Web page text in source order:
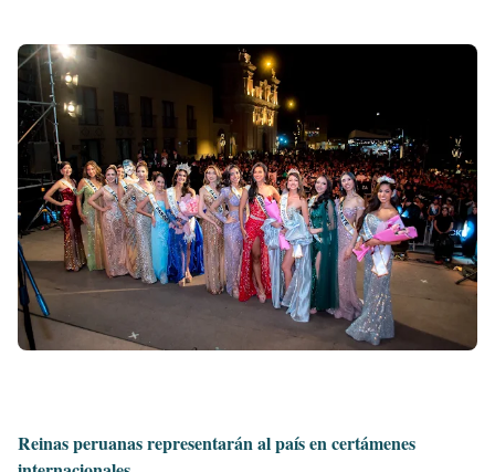
Reinas peruanas representarán al país en certámenes